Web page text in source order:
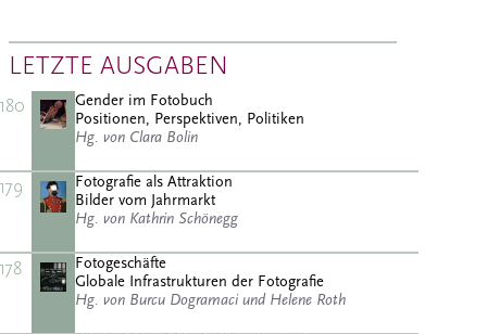
LETZTE AUSGABEN
180
Gender im Fotobuch
Positionen, Perspektiven, Politiken
Hg. von Clara Bolin
179
Fotografie als Attraktion
Bilder vom Jahrmarkt
Hg. von Kathrin Schönegg
178
Fotogeschäfte
Globale Infrastrukturen der Fotografie
Hg. von Burcu Dogramaci und Helene Roth